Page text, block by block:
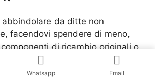
abbindolare da ditte non
facendovi spendere di meno,
di ricambio originali o
non come la Beretta indica.
Whatsapp Email